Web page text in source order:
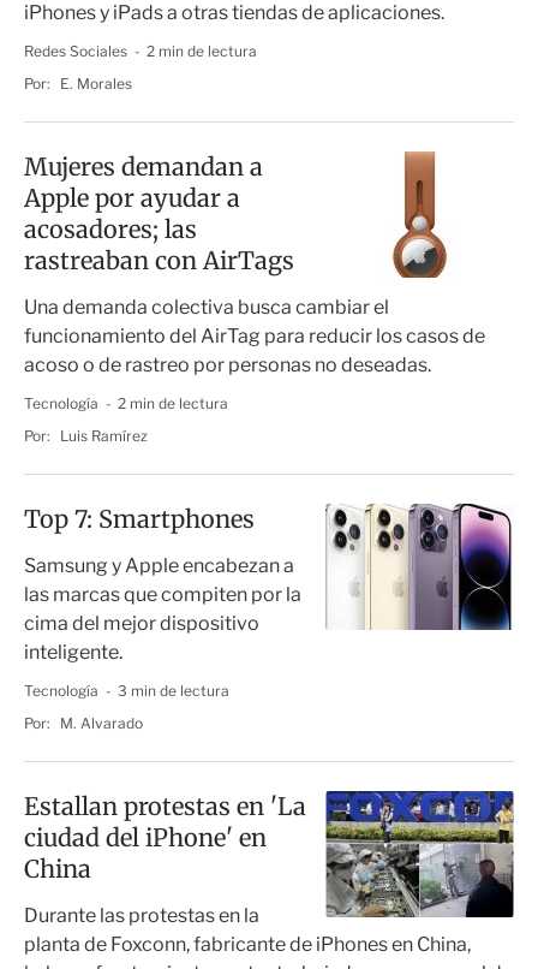
iPhones y iPads a otras tiendas de aplicaciones.
Redes Sociales
2 min de lectura
Por:
E. Morales
Mujeres demandan a
Apple por ayudar a
acosadores; las
rastreaban con AirTags
Una demanda colectiva busca cambiar el
funcionamiento del AirTag para reducir los casos de
acoso o de rastreo por personas no deseadas.
Tecnología
2 min de lectura
Por:
Luis Ramírez
Top 7: Smartphones
Samsung y Apple encabezan a
las marcas que compiten por la
cima del mejor dispositivo
inteligente.
Tecnología
3 min de lectura
Por:
M. Alvarado
Estallan protestas en 'La
ciudad del iPhone' en
China
Durante las protestas en la
planta de Foxconn, fabricante de iPhones en China,